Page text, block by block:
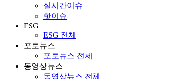
실시간이슈
핫이슈
ESG
ESG 전체
포토뉴스
포토뉴스 전체
동영상뉴스
동영상뉴스 전체